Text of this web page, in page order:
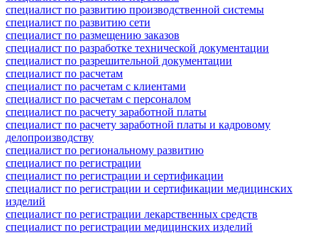
специалист по развитию производственной системы
специалист по развитию сети
специалист по размещению заказов
специалист по разработке технической документации
специалист по разрешительной документации
специалист по расчетам
специалист по расчетам с клиентами
специалист по расчетам с персоналом
специалист по расчету заработной платы
специалист по расчету заработной платы и кадровому
делопроизводству
специалист по региональному развитию
специалист по регистрации
специалист по регистрации и сертификации
специалист по регистрации и сертификации медицинских
изделий
специалист по регистрации лекарственных средств
специалист по регистрации медицинских изделий